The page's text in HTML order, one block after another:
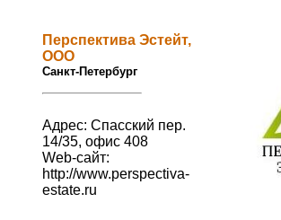
Перспектива Эстейт,
ООО
Санкт-Петербург
Адрес: Спасский пер.
14/35, офис 408
Web-сайт:
http://www.perspectiva-
estate.ru